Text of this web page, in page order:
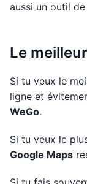
aussi un outil
Le
Si tu veux le
ligne et
WeGo.
Si tu veux le
Google Maps